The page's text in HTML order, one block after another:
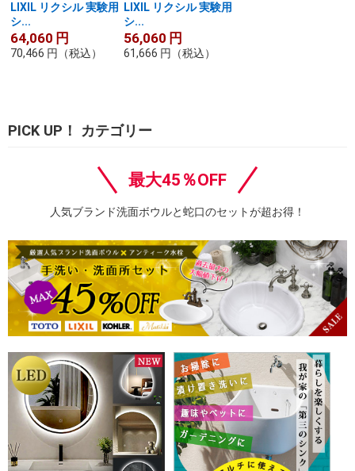
LIXIL リクシル 実験用
シ...
64,060 円
70,466 円 （税込）
LIXIL リクシル 実験用
シ...
56,060 円
61,666 円 （税込）
PICK UP！ カテゴリー
最大45％OFF
人気ブランド洗面ボウルと蛇口のセットが超お得！